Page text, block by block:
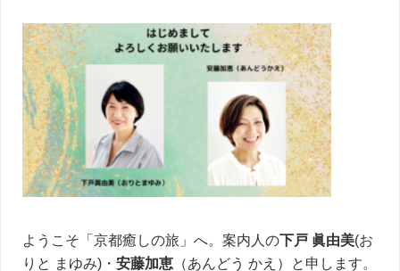
サ
イ
ド
バ
ー
ようこそ「京都癒しの旅」へ。案内人の下戸 眞由美(お
りと まゆみ)・ 安藤加恵 （あんどう かえ）と申します。